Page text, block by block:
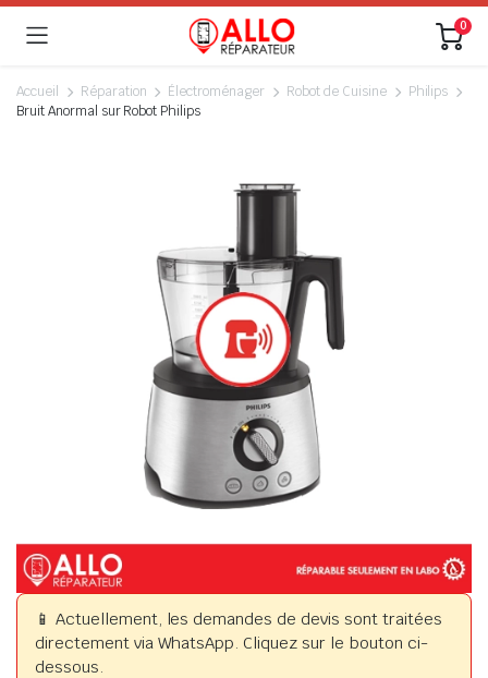
0
Accueil Réparation Électroménager Robot de Cuisine
Philips
Bruit Anormal sur Robot Philips
📱 Actuellement, les demandes de devis sont traitées
directement via WhatsApp. Cliquez sur le bouton ci-
dessous.